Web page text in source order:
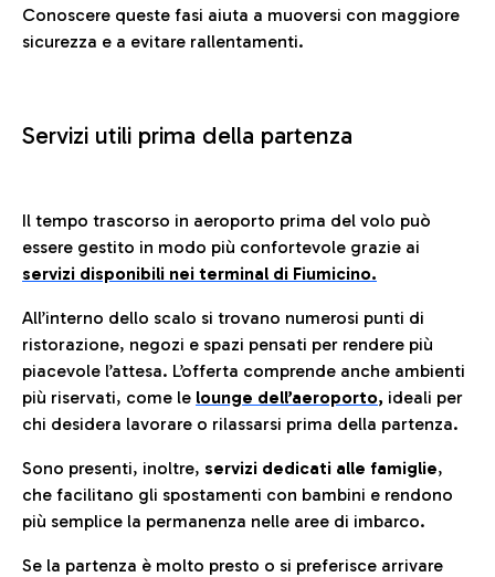
Conoscere queste fasi aiuta a muoversi con maggiore
sicurezza e a evitare rallentamenti.
Servizi utili prima della partenza
Il tempo trascorso in aeroporto prima del volo può
essere gestito in modo più confortevole grazie ai
servizi disponibili nei terminal di Fiumicino.
All’interno dello scalo si trovano numerosi punti di
ristorazione, negozi e spazi pensati per rendere più
piacevole l’attesa. L’offerta comprende anche ambienti
più riservati, come le lounge dell’aeroporto, ideali per
chi desidera lavorare o rilassarsi prima della partenza.
Sono presenti, inoltre, servizi dedicati alle famiglie,
che facilitano gli spostamenti con bambini e rendono
più semplice la permanenza nelle aree di imbarco.
Se la partenza è molto presto o si preferisce arrivare